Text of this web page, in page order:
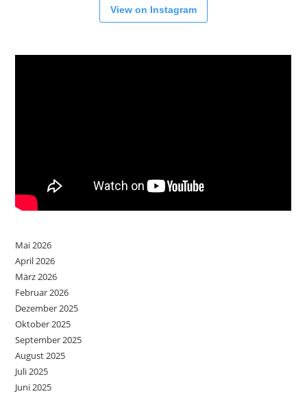
View on Instagram
Mai 2026
April 2026
März 2026
Februar 2026
Dezember 2025
Oktober 2025
September 2025
August 2025
Juli 2025
Juni 2025